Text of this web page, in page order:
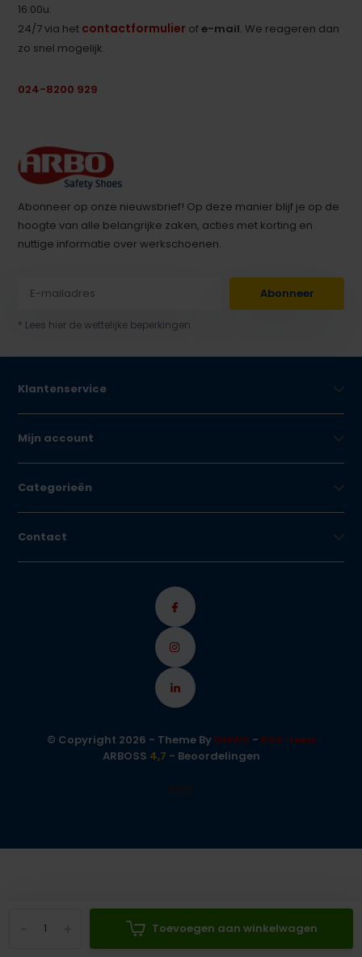
Toevoegen aan winkelwagen
16:00u.
24/7 via het contactformulier ofe-mail. We reageren dan
zo snel mogelijk.
024-8200 929
Abonneer op onze nieuwsbrief! Op deze manier blijf je op de
hoogte van alle belangrijke zaken, acties met korting en
nuttige informatie over werkschoenen.
Abonneer
* Lees hier de wettelijke beperkingen
Klantenservice
Mijn account
Categorieën
Contact
© Copyright 2026 - Theme By DMWS - RSS-feed
ARBOSS 4,7 - Beoordelingen